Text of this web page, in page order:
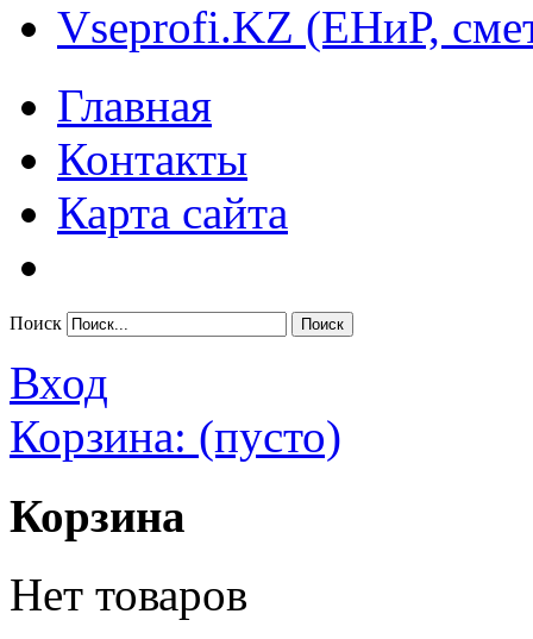
Vseprofi.KZ (ЕНиР,
Главная
Контакты
Карта сайта
Поиск
Вход
Корзина: (пусто)
Корзина
Нет товаров